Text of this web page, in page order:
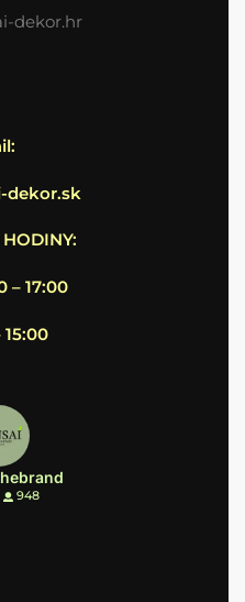
dekor.hr
dekor.sk
– 17:00
15:00
948